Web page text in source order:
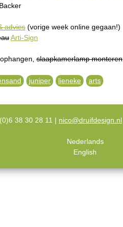
advies (vorige week online gegaan!)
Arti-Sign
slaapkamerlamp monteren
juniper lieneke arts
38 30 28 11 | nico@druifdesign.nl
Nederlands
English